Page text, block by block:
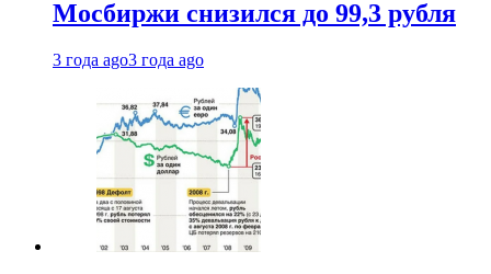
Мосбиржи снизился до 99,3 рубля
3 года ago3 года ago